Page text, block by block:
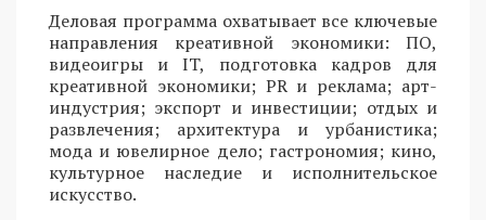
Деловая программа охватывает все ключевые
направления креативной экономики: ПО,
видеоигры и IT, подготовка кадров для
креативной экономики; PR и реклама; арт-
индустрия; экспорт и инвестиции; отдых и
развлечения; архитектура и урбанистика;
мода и ювелирное дело; гастрономия; кино,
культурное наследие и исполнительское
искусство.